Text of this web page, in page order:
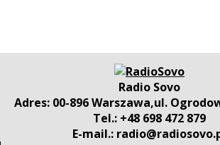
Radio Sovo
Adres: 00-896 Warszawa,ul.
Tel.: +48 698 472 879
E-mail.: